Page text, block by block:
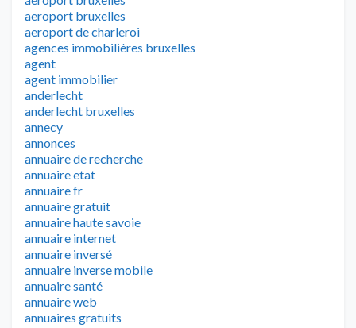
aeroport bruxelles
aeroport de charleroi
agences immobilières bruxelles
agent
agent immobilier
anderlecht
anderlecht bruxelles
annecy
annonces
annuaire de recherche
annuaire etat
annuaire fr
annuaire gratuit
annuaire haute savoie
annuaire internet
annuaire inversé
annuaire inverse mobile
annuaire santé
annuaire web
annuaires gratuits